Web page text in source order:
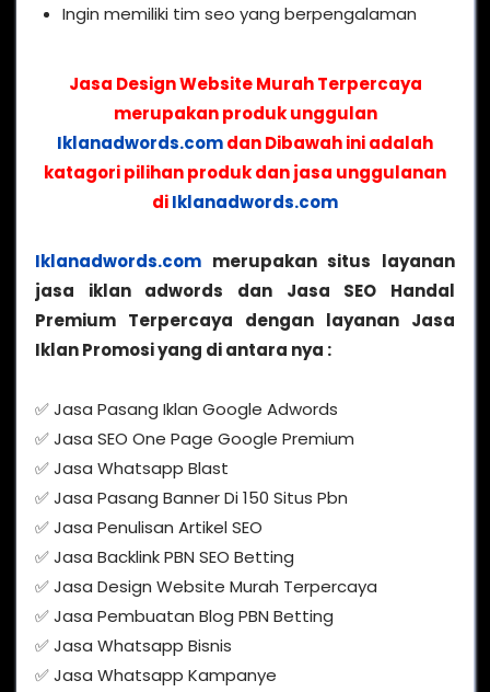
Ingin memiliki tim seo yang berpengalaman
Jasa Design Website Murah Terpercaya
merupakan produk unggulan
Iklanadwords.comdan Dibawah ini adalah
katagori pilihan produk dan jasa unggulanan
diIklanadwords.com
Iklanadwords.com merupakan situs layanan
jasa iklan adwords dan Jasa SEO Handal
Premium Terpercaya dengan layanan Jasa
Iklan Promosi yang di antara nya :
✅ Jasa Pasang Iklan Google Adwords
✅ Jasa SEO One Page Google Premium
✅ Jasa Whatsapp Blast
✅ Jasa Pasang Banner Di 150 Situs Pbn
✅ Jasa Penulisan Artikel SEO
✅ Jasa Backlink PBN SEO Betting
✅ Jasa Design Website Murah Terpercaya
✅ Jasa Pembuatan Blog PBN Betting
✅ Jasa Whatsapp Bisnis
✅ Jasa Whatsapp Kampanye